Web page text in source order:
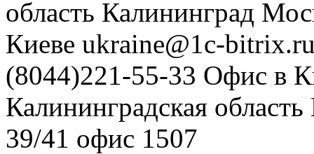
область Калининград
Киеве ukraine@1c-
(8044)221-55-33 Офис в
Калининградская область
39/41 офис 1507